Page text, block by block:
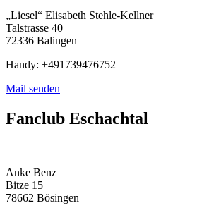
„Liesel“ Elisabeth Stehle-Kellner
Talstrasse 40
72336 Balingen
Handy: +491739476752
Mail senden
Fanclub Eschachtal
Anke Benz
Bitze 15
78662 Bösingen